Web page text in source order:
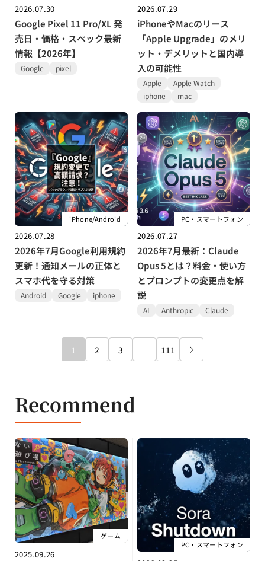
2026.07.30
Google Pixel 11 Pro/XL 発
売日・価格・スペック最新
情報【2026年】
Google pixel
2026.07.29
iPhoneやMacのリース
「Apple Upgrade」のメリ
ット・デメリットと国内導
入の可能性
Apple
Apple Watch
iphone
mac
iPhone/Android
2026.07.28
2026年7月Google利用規約
更新！通知メールの正体と
スマホ代を守る対策
Android Google iphone
PC・スマートフォン
2026.07.27
2026年7月最新：Claude
Opus 5とは？料金・使い方
とプロンプトの変更点を解
説
AI Anthropic Claude
1 2 3 111 
Recommend
ゲーム
2025.09.26
PC・スマートフォン